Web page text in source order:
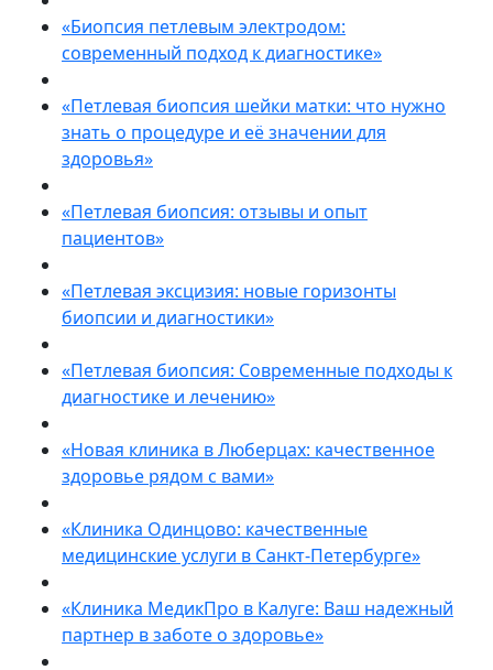
«Биопсия петлевым электродом:
современный подход к диагностике»
«Петлевая биопсия шейки матки: что нужно
знать о процедуре и её значении для
здоровья»
«Петлевая биопсия: отзывы и опыт
пациентов»
«Петлевая эксцизия: новые горизонты
биопсии и диагностики»
«Петлевая биопсия: Современные подходы к
диагностике и лечению»
«Новая клиника в Люберцах: качественное
здоровье рядом с вами»
«Клиника Одинцово: качественные
медицинские услуги в Санкт-Петербурге»
«Клиника МедикПро в Калуге: Ваш надежный
партнер в заботе о здоровье»